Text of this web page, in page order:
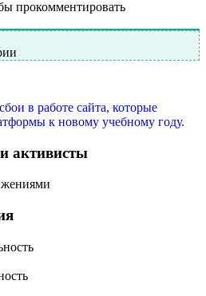
прокомментировать
в работе сайта, которые
к новому учебному году.
активисты